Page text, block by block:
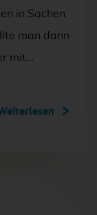
in Sachen
man dann
mit…